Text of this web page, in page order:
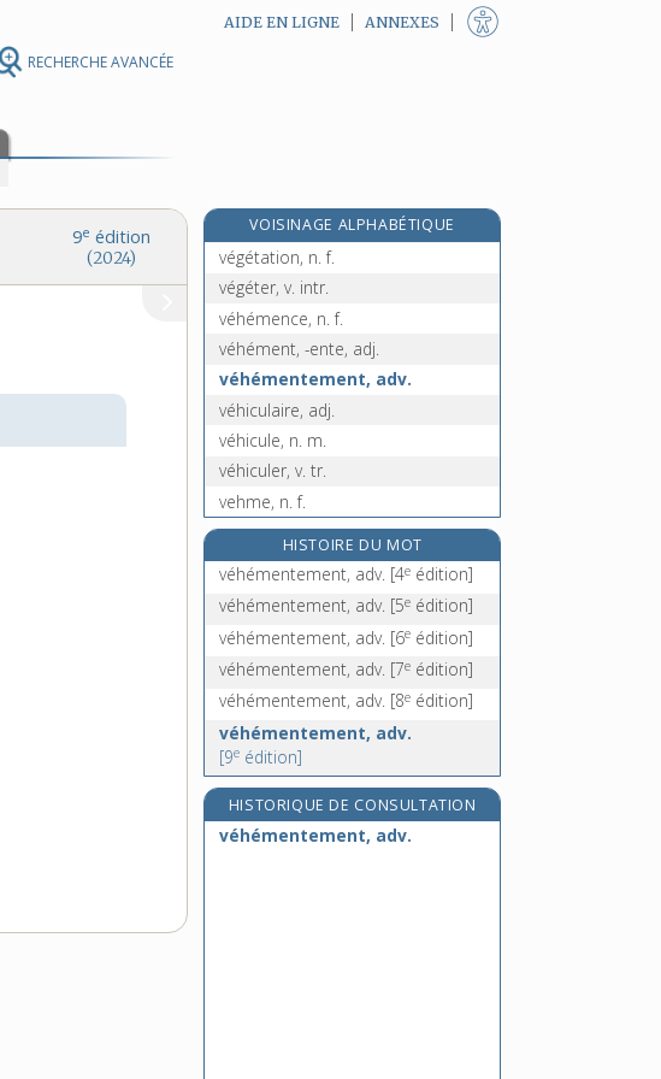
RECHERCHE AVANCÉE
AIDE EN LIGNE ANNEXES
9e édition
(2024)
VOISINAGE ALPHABÉTIQUE
végétatif, -ive, adj.
végétation, n. f.
végéter, v. intr.
véhémence, n. f.
véhément, -ente, adj.
véhémentement, adv.
véhiculaire, adj.
véhicule, n. m.
véhiculer, v. tr.
vehme, n. f.
vehmique, adj.[7eédition]
veille, n. f.
veillée, n. f.
HISTOIRE DU MOT
véhémentement, adv. [4e édition]
véhémentement, adv. [5e édition]
véhémentement, adv. [6e édition]
véhémentement, adv. [7e édition]
véhémentement, adv. [8e édition]
véhémentement, adv.
[9e édition]
HISTORIQUE DE CONSULTATION
véhémentement, adv.